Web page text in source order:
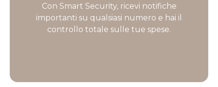
Con Smart Security, ricevi notifiche
importanti su qualsiasi numero e hai il
controllo totale sulle tue spese.